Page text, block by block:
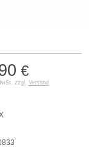
€
zzgl. Versand